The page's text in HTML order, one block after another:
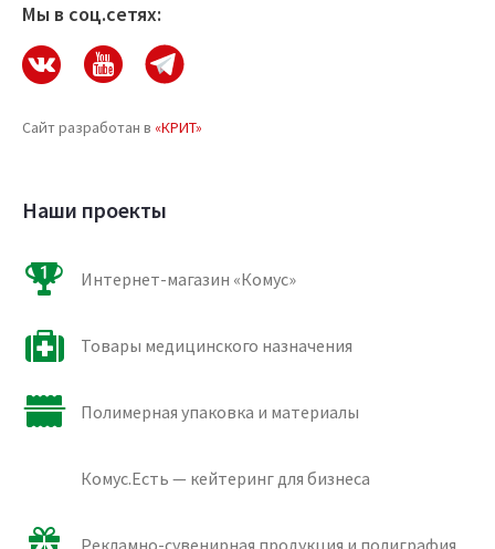
Мы в соц.сетях:
Сайт разработан в «КРИТ»
Наши проекты
Интернет-магазин «Комус»
Товары медицинского назначения
Полимерная упаковка и материалы
Комус.Есть — кейтеринг для бизнеса